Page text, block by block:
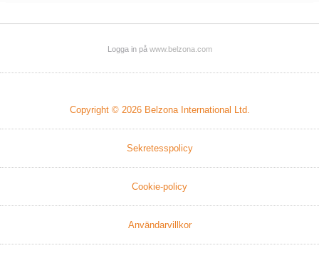
Logga in på www.belzona.com
Copyright © 2026 Belzona International Ltd.
Sekretesspolicy
Cookie-policy
Användarvillkor